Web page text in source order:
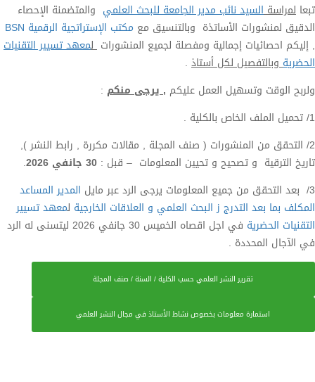
تبعا لمراسةالسيد نائب مدير الجامعة للبحث العلمي والمتضمنة الإحصاء
الدقيق لمنشورات الأساتذة وبالتنسيق مع مكتب الإستراتجية الرقمية BSN
, إليكم احصائيات إجمالية ومفصلة لجميع المنشورات لمعهد تسيير التقنيات
الحضريةوبالتفصيل لكل أستاذ .
ولربح الوقت وتسهيل العمل عليكم ,يرجى منكم :
1/ تحميل الملف الخاص بالكلية .
2/ التحقق من المنشورات ( صنف المجلة , مقالات مكررة , رابط النشر ),
تاريخ الترقية و تصحيح و تحيين المعلومات – قبل : 30 جانفي 2026
.
3/ بعد التحقق من جميع المعلومات يرجى الرد عبر مايل
المدير المساعد
المكلف بما بعد التدرج ز البحث العلمي و العلاقات الخارجية لمعهد تسيير
التقنيات الحضرية
في اجل اقصاه الخميس 30 جانفي 2026 ليتسنى له الرد
في الآجال المحددة .
تقرير النشر العلمي حسب الكلية / السنة / صنف المجلة
استمارة معلومات بخصوص نشاط الأستاذ في مجال النشر العلمي